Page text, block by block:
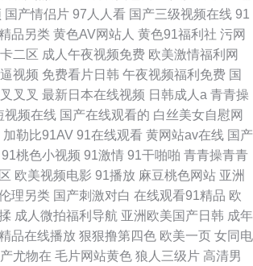
国产情侣片 97人人看 国产三级视频在线 91
品另类 黄色AV网站人 黄色91福利社 污网
二区 成人午夜视频免费 欧美激情福利网
视频 免费看片日韩 午夜视频福利免费 国
叉叉 最新日本在线视频 日韩成人a 青青操
视频在线 国产在线观看的 白丝美女自慰网
加勒比91AV 91在线观看 黄网站av在线 国产
91桃色小视频 91激情 91干啪啪 青青操青青
欧美视频电影 91播放 麻豆桃色网站 亚洲
理另类 国产刺激对白 在线观看91精品 欧
成人微拍福利导航 亚洲欧美国产日韩 成年
品在线播放 狠狠撸第四色 欧美一页 女同电
尤物在 毛片网站黄色 狼人三级片 高清男